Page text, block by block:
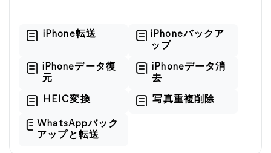
iPhone転送
iPhoneバックア
ップ
iPhoneデータ復
元
iPhoneデータ消
去
HEIC変換 写真重複削除
WhatsAppバック
アップと転送